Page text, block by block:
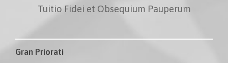
Tuitio Fidei et Obsequium Pauperum
Gran Priorati